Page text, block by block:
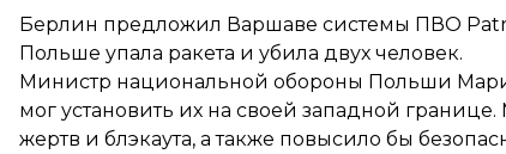
Берлин предложил Варшаве системы ПВО
Польше упала ракета и убила двух человек.
Министр национальной обороны Польши
мог установить их на своей западной
жертв и блэкаута, а также повысило бы